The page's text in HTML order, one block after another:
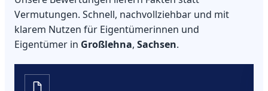
Vermutungen. Schnell, nachvollziehbar und mit
klarem Nutzen für Eigentümerinnen und
Eigentümer in Großlehna, Sachsen.